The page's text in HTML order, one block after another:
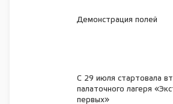
Демонстрация полей
С 29 июля стартовала
палаточного лагеря
первых»